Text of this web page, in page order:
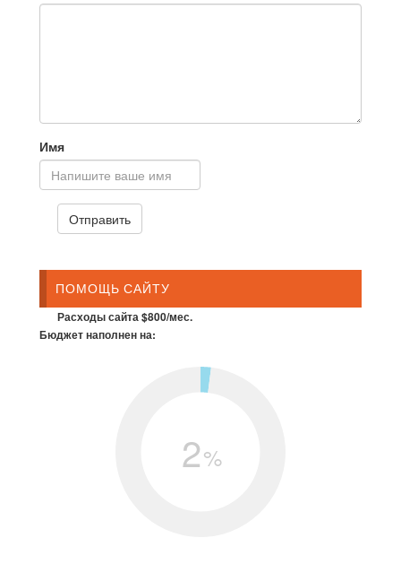
Имя
ПОМОЩЬ САЙТУ
Расходы сайта $800/мес.
Бюджет наполнен на:
2%